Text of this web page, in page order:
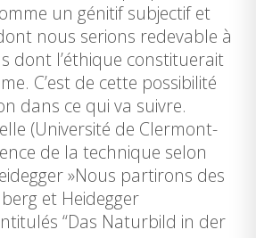
un génitif subjectif et
nous serions redevable à
dont l’éthique constituerait
C’est de cette possibilité
dans ce qui va suivre.
(Université de Clermont-
de la technique selon
»Nous partirons des
et Heidegger
“Das Naturbild in der